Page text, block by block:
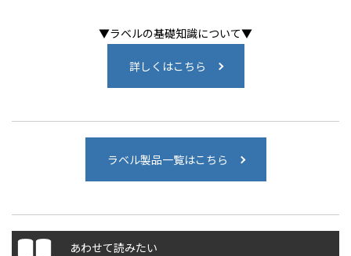
▼ラベルの基礎知識について▼
詳しくはこちら
ラベル製品一覧はこちら
あわせて読みたい